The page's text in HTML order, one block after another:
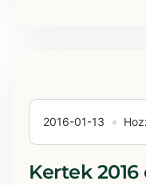
2016-01-13
Kertek